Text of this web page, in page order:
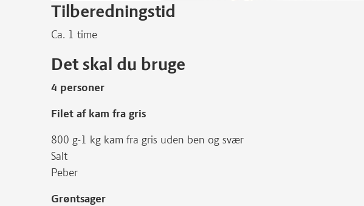
Tilberedningstid
Ca. 1 time
Det skal du bruge
4 personer
Filet af kam fra gris
800 g-1 kg kam fra gris uden ben og svær
Salt
Peber
Grøntsager